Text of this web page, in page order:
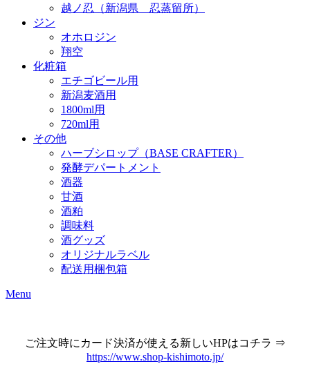
越ノ忍（新潟県 忍蒸留所）
ジン
オホロジン
翔空
化粧箱
エチゴビール用
新潟麦酒用
1800ml用
720ml用
その他
ハーブシロップ（BASE CRAFTER）
発酵デパートメント
酒器
甘酒
酒粕
調味料
酒グッズ
オリジナルラベル
配送用梱包箱
Menu
ご注文時にカード決済が使える新しいHPはコチラ ⇒
https://www.shop-kishimoto.jp/